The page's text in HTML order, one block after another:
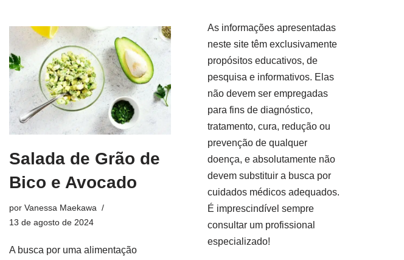
Salada de Grão de
Bico e Avocado
por Vanessa Maekawa
13 de agosto de 2024
A busca por uma alimentação
As informações apresentadas
neste site têm exclusivamente
propósitos educativos, de
pesquisa e informativos. Elas
não devem ser empregadas
para fins de diagnóstico,
tratamento, cura, redução ou
prevenção de qualquer
doença, e absolutamente não
devem substituir a busca por
cuidados médicos adequados.
É imprescindível sempre
consultar um profissional
especializado!